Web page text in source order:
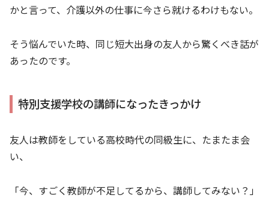
かと言って、介護以外の仕事に今さら就けるわけもない。
そう悩んでいた時、同じ短大出身の友人から驚くべき話が
あったのです。
特別支援学校の講師になったきっかけ
友人は教師をしている高校時代の同級生に、たまたま会
い、
「今、すごく教師が不足してるから、講師してみない？」